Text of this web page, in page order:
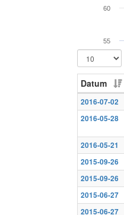
55
60
Datum
2016-07-02
2016-05-28
2016-05-21
2015-09-26
2015-09-26
2015-06-27
2015-06-27